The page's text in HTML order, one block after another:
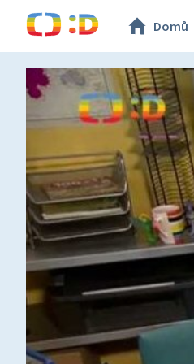
Domů